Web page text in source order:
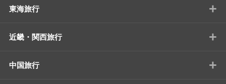
東海旅行 +
近畿・関西旅行 +
中国旅行 +